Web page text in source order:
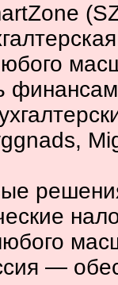
—